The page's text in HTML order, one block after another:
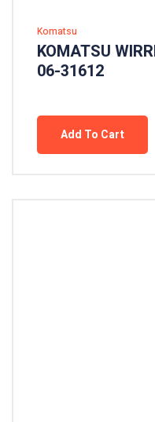
Komatsu
KOMATSU
06-31612
Add To Cart